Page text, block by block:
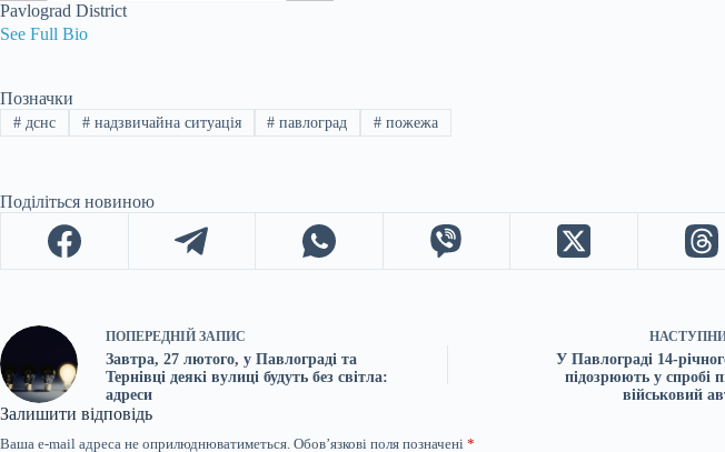
Pavlograd District
See Full Bio
Позначки
#дснс #надзвичайна ситуація # павлоград # пожежа
Поділіться новиною
ПОПЕРЕДНІЙ ЗАПИС
Завтра, 27 лютого, у Павлограді та
Тернівці деякі вулиці будуть без світла:
адреси
У Павлограді 14-
підозрюють у спробі
військовий
Залишити відповідь
Ваша e-mail адреса не оприлюднюватиметься. Обов’язкові поля позначені *